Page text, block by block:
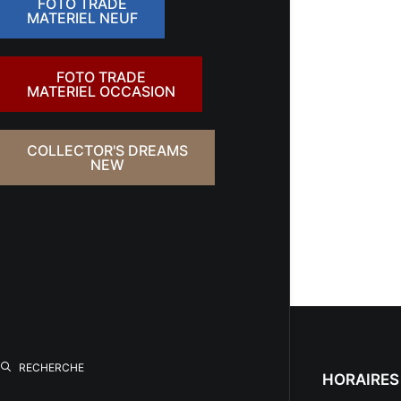
FOTO TRADE
MATERIEL NEUF
FOTO TRADE
MATERIEL OCCASION
COLLECTOR'S DREAMS
NEW
RECHERCHE